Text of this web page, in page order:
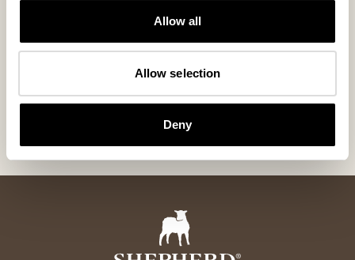
Allow all
Allow selection
Deny
Suurikokoinen jacquard-kudottu villahuopa 140 x 240 cm
Lampaannahasta